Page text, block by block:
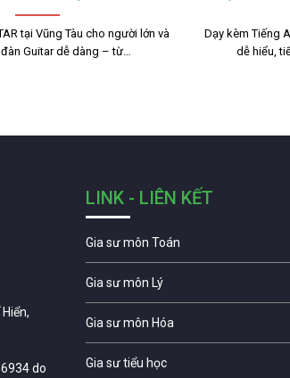
tại Vũng Tàu cho người lớn và
Guitar dễ dàng – từ…
Dạy kèm Tiếng
dễ hiểu,
do
LINK - LIÊN KẾT
Gia sư môn Toán
Gia sư môn Lý
Gia sư môn Hóa
Gia sư tiểu học